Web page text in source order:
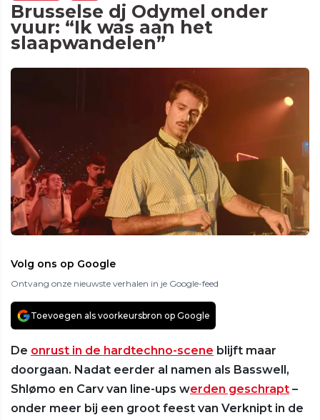
Brusselse dj Odymel onder
vuur: “Ik was aan het
slaapwandelen”
Volg ons op Google
Ontvang onze nieuwste verhalen in je Google-feed
Toevoegen als voorkeursbron op Google
De onrust in de hardtechno-scene blijft maar
doorgaan. Nadat eerder al namen als Basswell,
Shlømo en Carv van line-ups werden geschrapt –
onder meer bij een groot feest van Verknipt in de